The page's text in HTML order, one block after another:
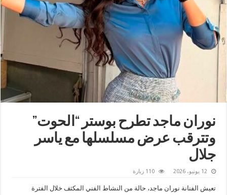
نوران ماجد تطرح بوستر “الحوت”
وتترقب عرض مسلسلها مع ياسر
جلال
12 يونيو، 2026 110 زيارة
تعيش الفنانة نوران ماجد، حالة من النشاط الفني المكثف خلال الفترة